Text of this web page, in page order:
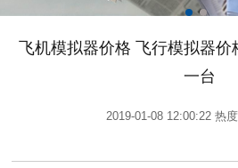
飞机模拟器价格 飞行模拟器
一台
2019-01-08 12:00:22 热